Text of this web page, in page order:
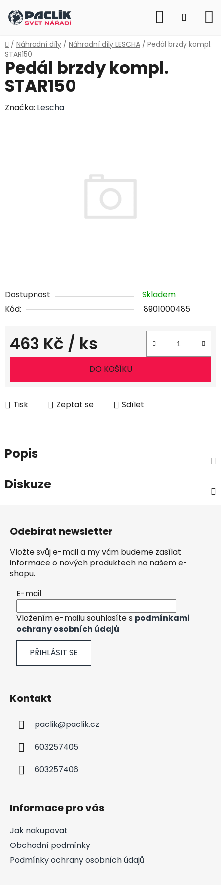
na
obsah
Hledat
KOŠÍK
Domů
/ Náhradní díly / Náhradní díly LESCHA / Pedál brzdy kompl.
STAR150
Dostupnost
Skladem
Kód:
8901000485
463 Kč / ks
Měrná cena:
DO KOŠÍKU
Tisk Zeptat se Sdílet
Pedál brzdy kompl.
STAR150
Značka: Lescha
Popis
Diskuze
Odebírat newsletter
Vložte svůj e-mail a my vám budeme zasílat
informace o nových produktech na našem e-
shopu.
E-mail
Vložením e-mailu souhlasíte s podmínkami
ochrany osobních údajů
PŘIHLÁSIT SE
Kontakt
paclik@paclik.cz
603257405
603257406
Informace pro vás
Jak nakupovat
Obchodní podmínky
Podmínky ochrany osobních údajů